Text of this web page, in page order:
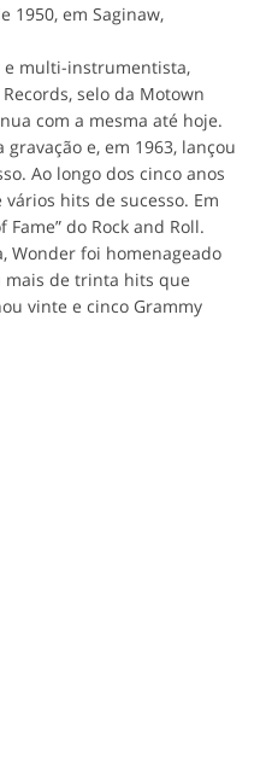
1950, em Saginaw,
e multi-instrumentista,
selo da Motown
com a mesma até hoje.
e, em 1963, lançou
Ao longo dos cinco anos
hits de sucesso. Em
do Rock and Roll.
Wonder foi homenageado
mais de trinta hits que
vinte e cinco Grammy